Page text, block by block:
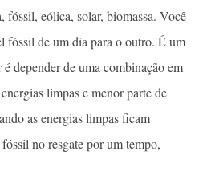
fóssil, eólica, solar, biomassa. Você
fóssil de um dia para o outro. É um
depender de uma combinação em
limpas e menor parte de
as energias limpas ficam
no resgate por um tempo,